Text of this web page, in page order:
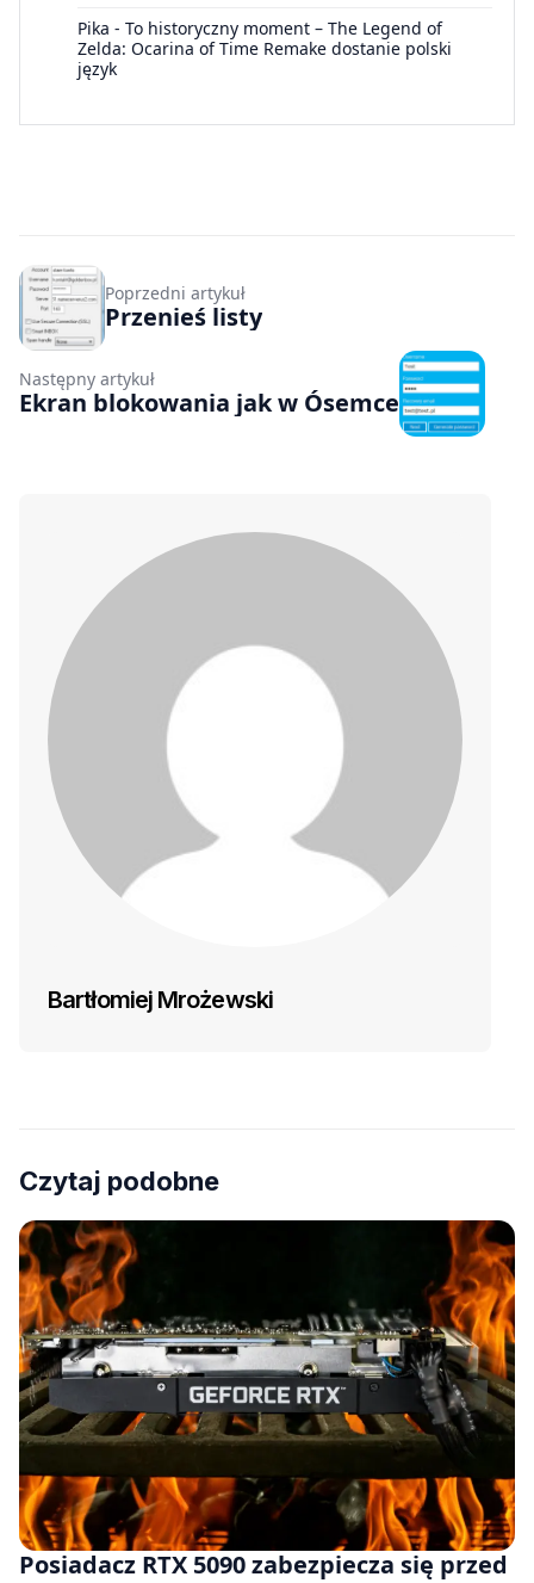
Pika - To historyczny moment – The Legend of
Zelda: Ocarina of Time Remake dostanie polski
język
Poprzedni artykuł
Przenieś listy
Następny artykuł
Ekran blokowania jak w Ósemce
Bartłomiej Mrożewski
Czytaj podobne
Posiadacz RTX 5090 zabezpiecza się przed